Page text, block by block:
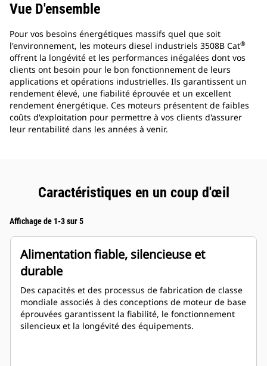
Vue D'ensemble
Pour vos besoins énergétiques massifs quel que soit
l'environnement, les moteurs diesel industriels 3508B Cat®
offrent la longévité et les performances inégalées dont vos
clients ont besoin pour le bon fonctionnement de leurs
applications et opérations industrielles. Ils garantissent un
rendement élevé, une fiabilité éprouvée et un excellent
rendement énergétique. Ces moteurs présentent de faibles
coûts d'exploitation pour permettre à vos clients d'assurer
leur rentabilité dans les années à venir.
Caractéristiques en un coup d'œil
Affichage de 1-3 sur 5
Alimentation fiable, silencieuse et
durable
Des capacités et des processus de fabrication de classe
mondiale associés à des conceptions de moteur de base
éprouvées garantissent la fiabilité, le fonctionnement
silencieux et la longévité des équipements.